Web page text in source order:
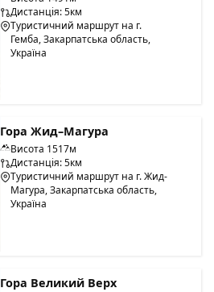
Дистанція: 5км
Туристичний маршрут на г.
Гемба, Закарпатська область,
Україна
Гора Жид–Магура
Висота 1517м
Дистанція: 5км
Туристичний маршрут на г. Жид-
Магура, Закарпатська область,
Україна
Гора Великий Верх